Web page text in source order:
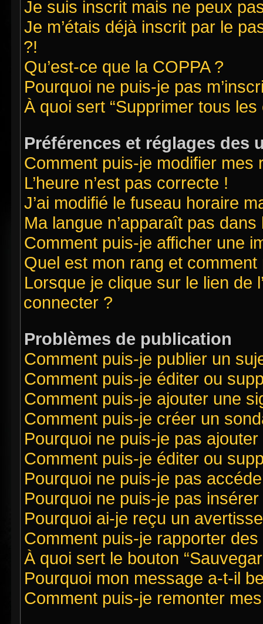
Je suis inscrit mais ne peux
Je m’étais déjà inscrit par le
?!
Qu’est-ce que la COPPA ?
Pourquoi ne puis-je pas
À quoi sert “Supprimer tous
Préférences et réglages des
Comment puis-je modifier mes
L’heure n’est pas correcte !
J’ai modifié le fuseau horaire
Ma langue n’apparaît pas dans
Comment puis-je afficher une
Quel est mon rang et
Lorsque je clique sur le lien de
connecter ?
Problèmes de publication
Comment puis-je publier un
Comment puis-je éditer ou
Comment puis-je ajouter une
Comment puis-je créer un
Pourquoi ne puis-je pas
Comment puis-je éditer ou
Pourquoi ne puis-je pas
Pourquoi ne puis-je pas
Pourquoi ai-je reçu un
Comment puis-je rapporter
À quoi sert le bouton
Pourquoi mon message a-t-il
Comment puis-je remonter